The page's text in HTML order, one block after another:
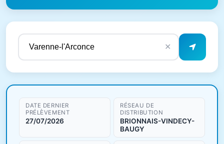
✕
Résultats de qualité de l'eau
DATE DERNIER
PRÉLÈVEMENT
27/07/2026
RÉSEAU DE
DISTRIBUTION
BRIONNAIS-VINDECY-
BAUGY